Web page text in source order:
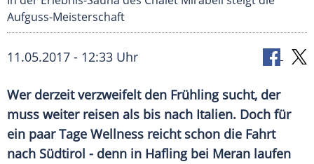
Aufguss-Meisterschaft
11.05.2017 - 12:33 Uhr
Wer derzeit verzweifelt den Frühling sucht, der
muss weiter reisen als bis nach Italien. Doch für
ein paar Tage Wellness reicht schon die Fahrt
nach Südtirol - denn in Hafling bei Meran laufen